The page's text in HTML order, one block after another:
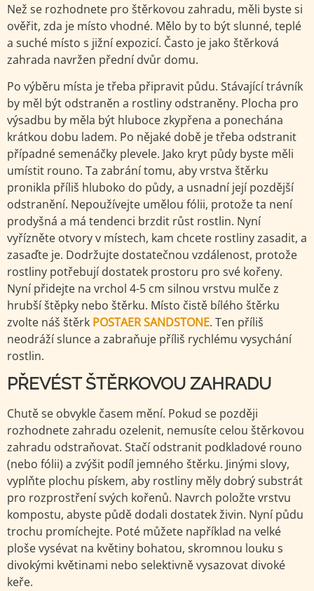
Než se rozhodnete pro štěrkovou zahradu, měli byste si
ověřit, zda je místo vhodné. Mělo by to být slunné, teplé
a suché místo s jižní expozicí. Často je jako štěrková
zahrada navržen přední dvůr domu.
Po výběru místa je třeba připravit půdu. Stávající trávník
by měl být odstraněn a rostliny odstraněny. Plocha pro
výsadbu by měla být hluboce zkypřena a ponechána
krátkou dobu ladem. Po nějaké době je třeba odstranit
případné semenáčky plevele. Jako kryt půdy byste měli
umístit rouno. Ta zabrání tomu, aby vrstva štěrku
pronikla příliš hluboko do půdy, a usnadní její pozdější
odstranění. Nepoužívejte umělou fólii, protože ta není
prodyšná a má tendenci brzdit růst rostlin. Nyní
vyřízněte otvory v místech, kam chcete rostliny zasadit, a
zasaďte je. Dodržujte dostatečnou vzdálenost, protože
rostliny potřebují dostatek prostoru pro své kořeny.
Nyní přidejte na vrchol 4-5 cm silnou vrstvu mulče z
hrubší štěpky nebo štěrku. Místo čistě bílého štěrku
zvolte náš štěrk POSTAER SANDSTONE. Ten příliš
neodráží slunce a zabraňuje příliš rychlému vysychání
rostlin.
PŘEVÉST ŠTĚRKOVOU ZAHRADU
Chutě se obvykle časem mění. Pokud se později
rozhodnete zahradu ozelenit, nemusíte celou štěrkovou
zahradu odstraňovat. Stačí odstranit podkladové rouno
(nebo fólii) a zvýšit podíl jemného štěrku. Jinými slovy,
vyplňte plochu pískem, aby rostliny měly dobrý substrát
pro rozprostření svých kořenů. Navrch položte vrstvu
kompostu, abyste půdě dodali dostatek živin. Nyní půdu
trochu promíchejte. Poté můžete například na velké
ploše vysévat na květiny bohatou, skromnou louku s
divokými květinami nebo selektivně vysazovat divoké
keře.